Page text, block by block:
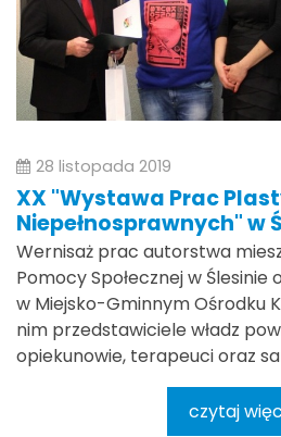
28 listopada 2019
XX "Wystawa Prac
Niepełnosprawnych" w
Wernisaż prac autorstwa
Pomocy Społecznej w Ślesinie
w Miejsko-Gminnym Ośrodku
nim przedstawiciele władz
opiekunowie, terapeuci oraz
czytaj